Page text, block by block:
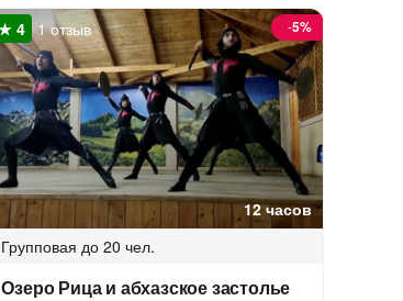
12 часов
-5%
1 отзыв
Групповая до 20 чел.
Озеро Рица и абхазское застолье